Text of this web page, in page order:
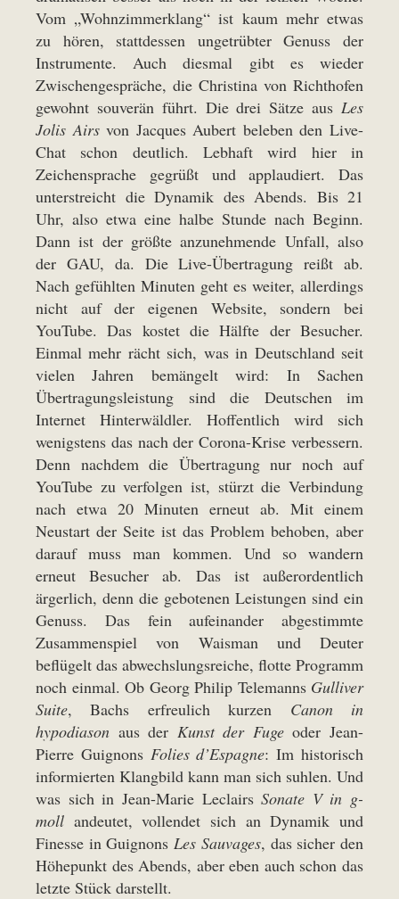
Vom „Wohnzimmerklang“ ist kaum mehr etwas
zu hören, stattdessen ungetrübter Genuss der
Instrumente. Auch diesmal gibt es wieder
Zwischengespräche, die Christina von Richthofen
gewohnt souverän führt. Die drei Sätze aus Les
Jolis Airsvon Jacques Aubert beleben den Live-
Chat schon deutlich. Lebhaft wird hier in
Zeichensprache gegrüßt und applaudiert. Das
unterstreicht die Dynamik des Abends. Bis 21
Uhr, also etwa eine halbe Stunde nach Beginn.
Dann ist der größte anzunehmende Unfall, also
der GAU, da. Die Live-Übertragung reißt ab.
Nach gefühlten Minuten geht es weiter, allerdings
nicht auf der eigenen Website, sondern bei
YouTube. Das kostet die Hälfte der Besucher.
Einmal mehr rächt sich, was in Deutschland seit
vielen Jahren bemängelt wird: In Sachen
Übertragungsleistung sind die Deutschen im
Internet Hinterwäldler. Hoffentlich wird sich
wenigstens das nach der Corona-Krise verbessern.
Denn nachdem die Übertragung nur noch auf
YouTube zu verfolgen ist, stürzt die Verbindung
nach etwa 20 Minuten erneut ab. Mit einem
Neustart der Seite ist das Problem behoben, aber
darauf muss man kommen. Und so wandern
erneut Besucher ab. Das ist außerordentlich
ärgerlich, denn die gebotenen Leistungen sind ein
Genuss. Das fein aufeinander abgestimmte
Zusammenspiel von Waisman und Deuter
beflügelt das abwechslungsreiche, flotte Programm
noch einmal. Ob Georg Philip Telemanns Gulliver
Suite, Bachs erfreulich kurzen Canon in
hypodiason aus der Kunst der Fugeoder Jean-
Pierre Guignons Folies d’Espagne: Im historisch
informierten Klangbild kann man sich suhlen. Und
was sich in Jean-Marie LeclairsSonate V in g-
moll andeutet, vollendet sich an Dynamik und
Finesse in GuignonsLes Sauvages, das sicher den
Höhepunkt des Abends, aber eben auch schon das
letzte Stück darstellt.